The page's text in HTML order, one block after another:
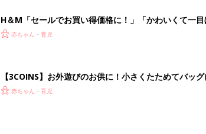
H＆М「セールでお買い得価格に！」「かわいくて一
赤ちゃん・育児
【3COINS】お外遊びのお供に！小さくたためてバッ
ート」
赤ちゃん・育児